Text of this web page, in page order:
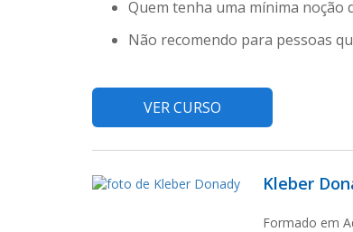
Quem tenha uma mínima noção
Não recomendo para pessoas
VER CURSO
Kleber
Formado em